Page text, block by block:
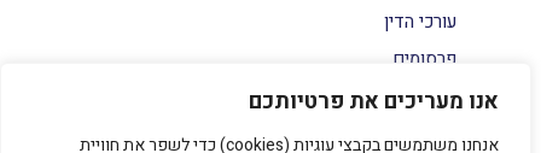
אנו מעריכים את פרטיותכם
אנחנו משתמשים בקבצי עוגיות (cookies) כדי לשפר את חוויית
עורכי הדין
פרסומים
צור קשר